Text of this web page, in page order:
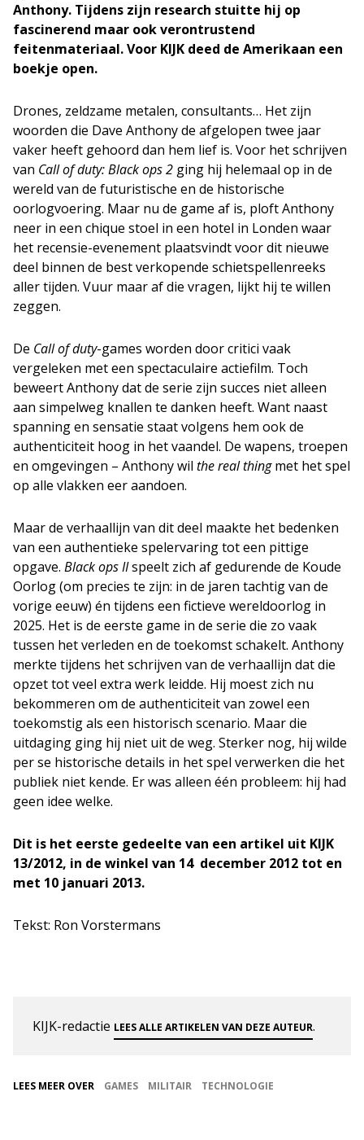
Anthony. Tijdens zijn research stuitte hij op
fascinerend maar ook verontrustend
feitenmateriaal. Voor KIJK deed de Amerikaan een
boekje open.
Drones, zeldzame metalen, consultants… Het zijn
woorden die Dave Anthony de afgelopen twee jaar
vaker heeft gehoord dan hem lief is. Voor het schrijven
van Call of duty: Black ops 2 ging hij helemaal op in de
wereld van de futuristische en de historische
oorlogvoering. Maar nu de game af is, ploft Anthony
neer in een chique stoel in een hotel in Londen waar
het recensie-evenement plaatsvindt voor dit nieuwe
deel binnen de best verkopende schietspellenreeks
aller tijden. Vuur maar af die vragen, lijkt hij te willen
zeggen.
De Call of duty-games worden door critici vaak
vergeleken met een spectaculaire actiefilm. Toch
beweert Anthony dat de serie zijn succes niet alleen
aan simpelweg knallen te danken heeft. Want naast
spanning en sensatie staat volgens hem ook de
authenticiteit hoog in het vaandel. De wapens, troepen
en omgevingen – Anthony wil the real thingmet het spel
op alle vlakken eer aandoen.
Maar de verhaallijn van dit deel maakte het bedenken
van een authentieke spelervaring tot een pittige
opgave. Black ops IIspeelt zich af gedurende de Koude
Oorlog (om precies te zijn: in de jaren tachtig van de
vorige eeuw) én tijdens een fictieve wereldoorlog in
2025. Het is de eerste game in de serie die zo vaak
tussen het verleden en de toekomst schakelt. Anthony
merkte tijdens het schrijven van de verhaallijn dat die
opzet tot veel extra werk leidde. Hij moest zich nu
bekommeren om de authenticiteit van zowel een
toekomstig als een historisch scenario. Maar die
uitdaging ging hij niet uit de weg. Sterker nog, hij wilde
per se historische details in het spel verwerken die het
publiek niet kende. Er was alleen één probleem: hij had
geen idee welke.
Dit is het eerste gedeelte van een artikel uit KIJK
13/2012, in de winkel van 14 december 2012 tot en
met 10 januari 2013.
Tekst: Ron Vorstermans
KIJK-redactie LEES ALLE ARTIKELEN VAN DEZE AUTEUR.
LEES MEER OVER GAMES MILITAIR TECHNOLOGIE